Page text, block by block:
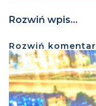
Rozwiń wpis...
Rozwiń